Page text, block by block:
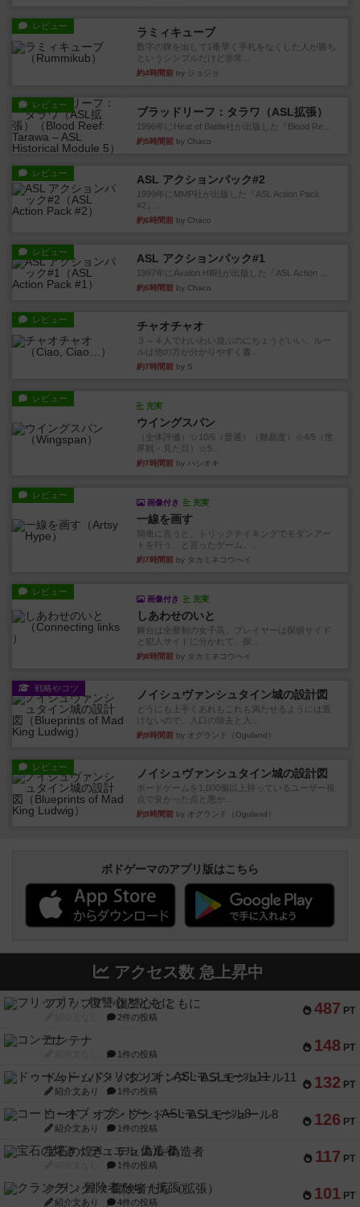
レビュー ラミィキューブ
数字の牌を出して1番早く手札をなくした人が勝ち
というシンプルだけど非常...
約4時間前 by ジョジョ
レビュー
ブラッドリーフ：タラワ（ASL拡張）
1996年にHeat of Battle社が出版した『Blood Re...
約5時間前 by Chaco
レビュー ASL アクションパック#2
1999年にMMP社が出版した『ASL Action Pack
#2』...
約6時間前 by Chaco
レビュー ASL アクションパック#1
1997年にAvalon Hill社が出版した『ASL Action ...
約6時間前 by Chaco
レビュー チャオチャオ
３～４人でわいわい遊ぶのにちょうどいい。ルー
ルは他の方が分かりやすく書...
約7時間前 by S
レビュー
充実
ウイングスパン
（全体評価）☆10/6（普通）（難易度）☆4/5（世
界観・見た目）☆5...
約7時間前 by ハシオキ
レビュー
画像付き 充実
一線を画す
簡単に言うと、トリックテイキングでモダンアー
トを行う、と言ったゲーム。...
約7時間前 by タカミネコウヘイ
レビュー
画像付き 充実
しあわせのいと
舞台は全寮制の女子高。プレイヤーは探偵サイド
と犯人サイドに分かれて、探...
約8時間前 by タカミネコウヘイ
戦略やコツ ノイシュヴァンシュタイン城の設計図
どうにも上手くあれもこれも満たせるようには置
けないので、入口の除去と入...
約9時間前 by オグランド（Oguland）
レビュー ノイシュヴァンシュタイン城の設計図
ボードゲームを1,000個以上持っているユーザー視
点で良かった点と悪か...
約9時間前 by オグランド（Oguland）
ボドゲーマのアプリ版はこちら
アクセス数 急上昇中
487 PT
フリップ７：復讐心とともに
2件の投稿
148 PT
コンテナ
1件の投稿
132 PT
ドゥームド・バタリオンズ：ASLモジュール11
紹介文あり 1件の投稿
126 PT
コード・オブ・ブシドー：ASLモジュール8
紹介文あり 1件の投稿
117 PT
宝石の煌き：デュエル 偽造者
1件の投稿
101 PT
クランク! ：冒険者たち（拡張）
紹介文あり 4件の投稿